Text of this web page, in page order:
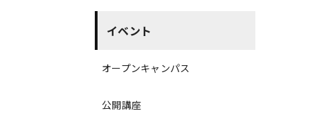
イベント
オープンキャンパス
公開講座